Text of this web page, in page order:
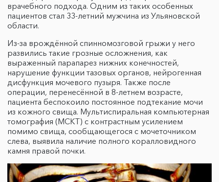
врачебного подхода. Одним из таких особенных
пациентов стал 33-летний мужчина из Ульяновской
области.
Из-за врождённой спинномозговой грыжи у него
развились такие грозные осложнения, как
выраженный парапарез нижних конечностей,
нарушение функции тазовых органов, нейрогенная
дисфункция мочевого пузыря. Также после
операции, перенесённой в 8-летнем возрасте,
пациента беспокоило постоянное подтекание мочи
из кожного свища. Мультиспиральная компьютерная
томография (МСКТ) с контрастным усилением
помимо свища, сообщающегося с мочеточником
слева, выявила наличие полного коралловидного
камня правой почки.